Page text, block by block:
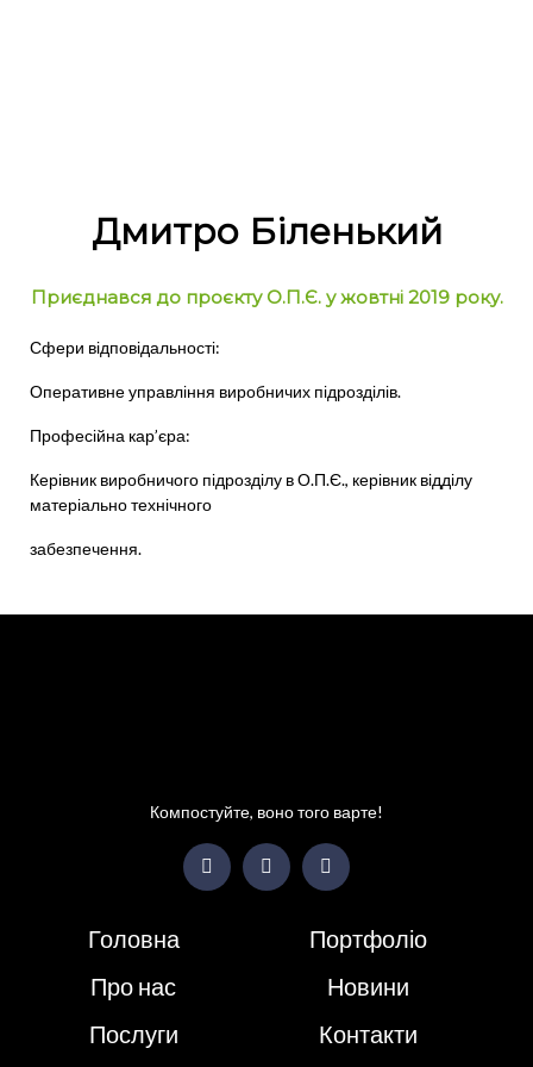
Дмитро Біленький
Приєднався до проєкту О.П.Є. у жовтні 2019 року.
Сфери відповідальності:
Оперативне управління виробничих підрозділів.
Професійна кар’єра:
Керівник виробничого підрозділу в О.П.Є., керівник відділу
матеріально технічного
забезпечення.
Компостуйте, воно того варте!
Головна
Про нас
Послуги
Портфоліо
Новини
Контакти